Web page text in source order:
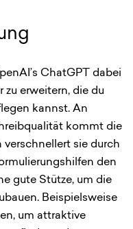
ChatGPT dabei
zu erweitern, die du
kannst. An
kommt die
verschnellert sie durch
den
gute Stütze, um die
Beispielsweise
um attraktive